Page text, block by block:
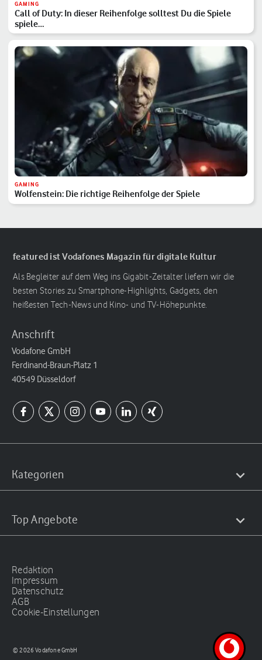
GAMING
Call of Duty: In dieser Reihenfolge solltest Du die Spiele
spiele…
GAMING
Wolfenstein: Die richtige Reihenfolge der Spiele
featured ist Vodafones Magazin für digitale Kultur
Als Begleiter auf dem Weg ins Gigabit-Zeitalter liefern wir die
besten Stories zu Smartphone-Highlights, Gadgets, den
heißesten Tech-News und Kino- und TV-Höhepunkte.
Anschrift
Vodafone GmbH
Ferdinand-Braun-Platz 1
40549 Düsseldorf
Kategorien
Top Angebote
Redaktion
Impressum
Datenschutz
AGB
Cookie-Einstellungen
© 2026 Vodafone GmbH